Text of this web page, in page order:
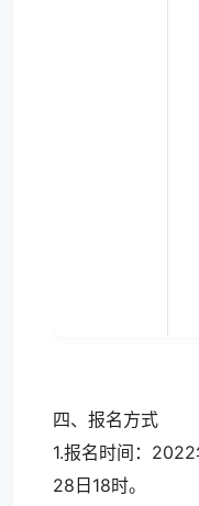
四、报名方式
1.报名时间：
28日18时。